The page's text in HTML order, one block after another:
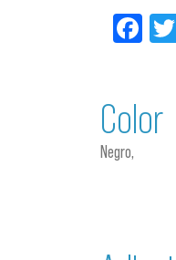
Color
Negro,